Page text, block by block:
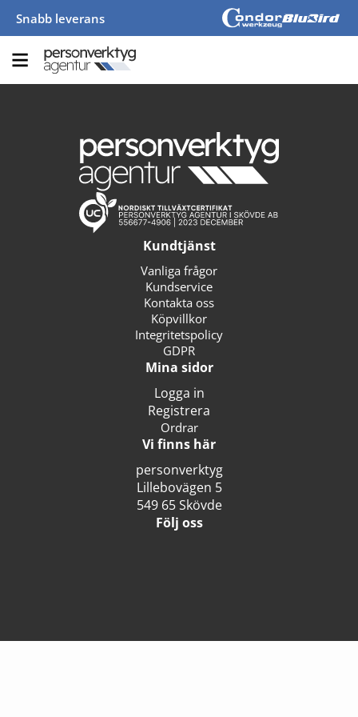
Snabb leverans
Kundtjänst
Vanliga frågor
Kundservice
Kontakta oss
Köpvillkor
Integritetspolicy
GDPR
Mina sidor
Logga in
Registrera
Ordrar
Vi finns här
personverktyg
Lillebovägen 5
549 65 Skövde
Följ oss